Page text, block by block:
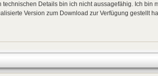
Details bin ich nicht aussagefähig. Ich bin
Version zum Download zur Verfügung gestellt